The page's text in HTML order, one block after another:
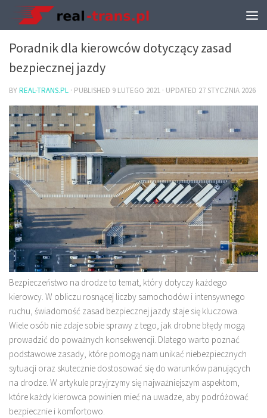
TRANSPORT I PRZEPROWADZKI
Poradnik dla kierowców dotyczący zasad
bezpiecznej jazdy
BYREAL-TRANS.PL · PUBLISHED 9 LUTEGO 2021 · UPDATED 27 STYCZNIA 2026
Bezpieczeństwo na drodze to temat, który dotyczy każdego
kierowcy. W obliczu rosnącej liczby samochodów i intensywnego
ruchu, świadomość zasad bezpiecznej jazdy staje się kluczowa.
Wiele osób nie zdaje sobie sprawy z tego, jak drobne błędy mogą
prowadzić do poważnych konsekwencji. Dlatego warto poznać
podstawowe zasady, które pomogą nam unikać niebezpiecznych
sytuacji oraz skutecznie dostosować się do warunków panujących
na drodze. W artykule przyjrzymy się najważniejszym aspektom,
które każdy kierowca powinien mieć na uwadze, aby podróżować
bezpiecznie i komfortowo.